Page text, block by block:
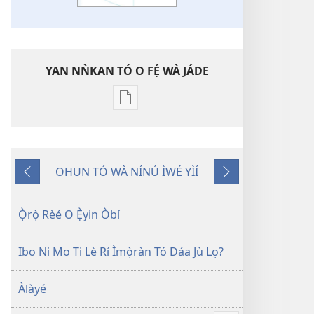
YAN NǸKAN TÓ O FẸ́ WÀ JÁDE
Bó
wa
Ìwé
Pa
Dà
OHUN TÓ WÀ NÍNÚ ÌWÉ YÌÍ
Èyí
Tó
Ọ̀rọ̀ Rèé O Ẹ̀yin Òbí
Ibo Ni Mo Ti Lè Rí Ìmọ̀ràn Tó Dáa Jù Lọ?
Àlàyé